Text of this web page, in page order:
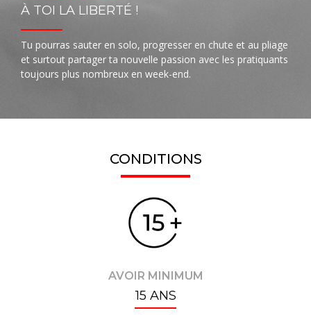
À TOI LA LIBERTÉ !
Tu pourras sauter en solo, progresser en chute et au pliage
et surtout partager ta nouvelle passion avec les pratiquants
toujours plus nombreux en week-end.
CONDITIONS
AVOIR MINIMUM
15 ANS